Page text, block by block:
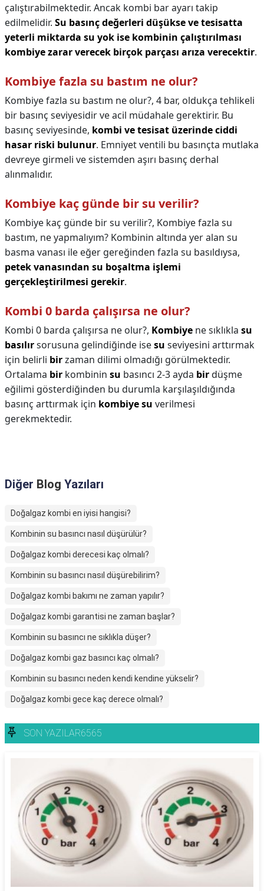
çalıştırabilmektedir. Ancak kombi bar ayarı takip
edilmelidir. Su basınç değerleri düşükse ve tesisatta
yeterli miktarda su yok ise kombinin çalıştırılması
kombiye zarar verecek birçok parçası arıza verecektir.
Kombiye fazla su bastım ne olur?
Kombiye fazla su bastım ne olur?, 4 bar, oldukça tehlikeli
bir basınç seviyesidir ve acil müdahale gerektirir. Bu
basınç seviyesinde, kombi ve tesisat üzerinde ciddi
hasar riski bulunur. Emniyet ventili bu basınçta mutlaka
devreye girmeli ve sistemden aşırı basınç derhal
alınmalıdır.
Kombiye kaç günde bir su verilir?
Kombiye kaç günde bir su verilir?, Kombiye fazla su
bastım, ne yapmalıyım? Kombinin altında yer alan su
basma vanası ile eğer gereğinden fazla su basıldıysa,
petek vanasından su boşaltma işlemi
gerçekleştirilmesi gerekir.
Kombi 0 barda çalışırsa ne olur?
Kombi 0 barda çalışırsa ne olur?, Kombiye ne sıklıkla su
basılırsorusuna gelindiğinde isesu seviyesini arttırmak
için belirli birzaman dilimi olmadığı görülmektedir.
Ortalama bir kombinin su basıncı 2-3 ayda birdüşme
eğilimi gösterdiğinden bu durumla karşılaşıldığında
basınç arttırmak için kombiye su verilmesi
gerekmektedir.
Diğer Blog Yazıları
Doğalgaz kombi en iyisi hangisi?
Kombinin su basıncı nasıl düşürülür?
Doğalgaz kombi derecesi kaç olmalı?
Kombinin su basıncı nasıl düşürebilirim?
Doğalgaz kombi bakımı ne zaman yapılır?
Doğalgaz kombi garantisi ne zaman başlar?
Kombinin su basıncı ne sıklıkla düşer?
Doğalgaz kombi gaz basıncı kaç olmalı?
Kombinin su basıncı neden kendi kendine yükselir?
Doğalgaz kombi gece kaç derece olmalı?
SON YAZILAR6565